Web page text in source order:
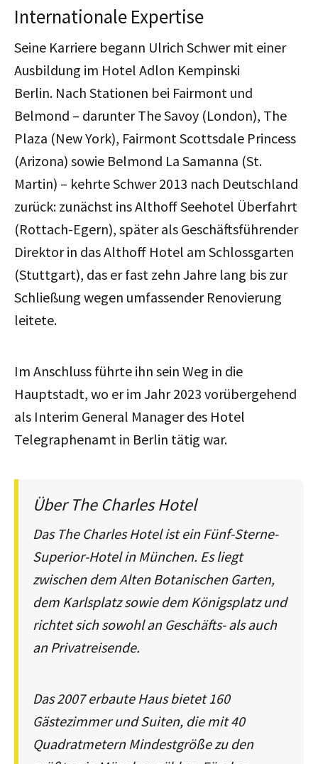
Internationale Expertise
Seine Karriere begann Ulrich Schwer mit einer
Ausbildung im Hotel Adlon Kempinski
Berlin. Nach Stationen bei Fairmont und
Belmond – darunter The Savoy (London), The
Plaza (New York), Fairmont Scottsdale Princess
(Arizona) sowie Belmond La Samanna (St.
Martin) – kehrte Schwer 2013 nach Deutschland
zurück: zunächst ins Althoff Seehotel Überfahrt
(Rottach-Egern), später als Geschäftsführender
Direktor in das Althoff Hotel am Schlossgarten
(Stuttgart), das er fast zehn Jahre lang bis zur
Schließung wegen umfassender Renovierung
leitete.
Im Anschluss führte ihn sein Weg in die
Hauptstadt, wo er im Jahr 2023 vorübergehend
als Interim General Manager des Hotel
Telegraphenamt in Berlin tätig war.
Über The Charles Hotel
Das The Charles Hotel ist ein Fünf-Sterne-
Superior-Hotel in München. Es liegt
zwischen dem Alten Botanischen Garten,
dem Karlsplatz sowie dem Königsplatz und
richtet sich sowohl an Geschäfts- als auch
an Privatreisende.
Das 2007 erbaute Haus bietet 160
Gästezimmer und Suiten, die mit 40
Quadratmetern Mindestgröße zu den